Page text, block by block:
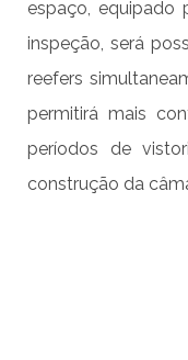
espaço, equipado
inspeção, será
reefers
permitirá mais
períodos de
construção da